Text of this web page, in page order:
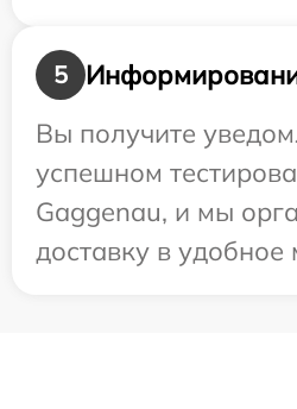
5
Вы получите
успешном
Gaggenau, и мы
доставку в удобное